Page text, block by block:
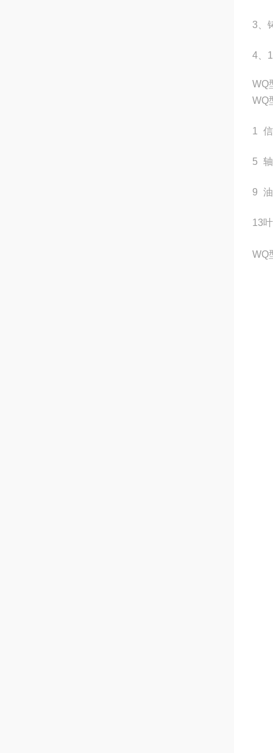
3、
4、
WQ
WQ
1
5
9
13
WQ